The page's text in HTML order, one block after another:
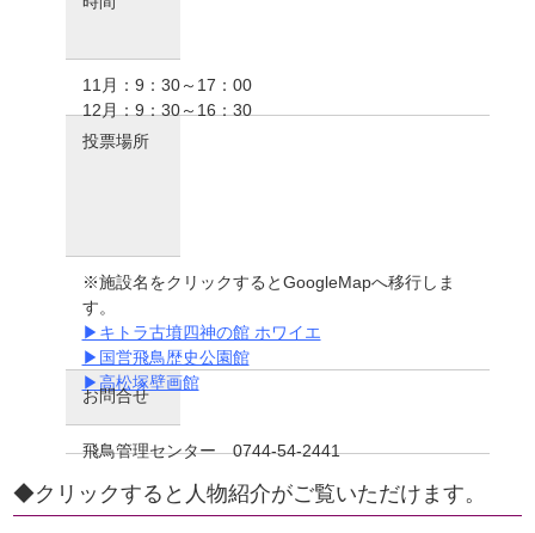
11月：9：30～17：00
12月：9：30～16：30
投票場所
※施設名をクリックするとGoogleMapへ移行しま
す。
▶キトラ古墳四神の館 ホワイエ
▶国営飛鳥歴史公園館
▶高松塚壁画館
お問合せ
飛鳥管理センター 0744-54-2441
◆クリックすると人物紹介がご覧いただけます。